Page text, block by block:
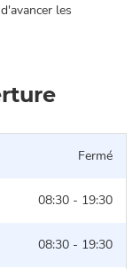
les
Fermé
08:30 - 19:30
08:30 - 19:30